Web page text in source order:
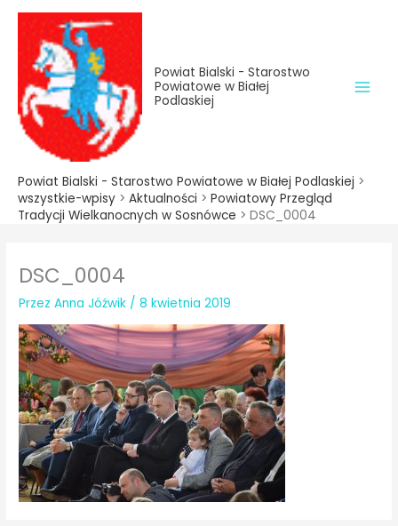
treści
Przejdź
treści
Powiat Bialski - Starostwo
Powiatowe w Białej
Podlaskiej
Powiat Bialski - Starostwo Powiatowe w Białej Podlaskiej >
wszystkie-wpisy > Aktualności > Powiatowy Przegląd
Tradycji Wielkanocnych w Sosnówce > DSC_0004
DSC_0004
PrzezAnna Jóźwik /8 kwietnia 2019